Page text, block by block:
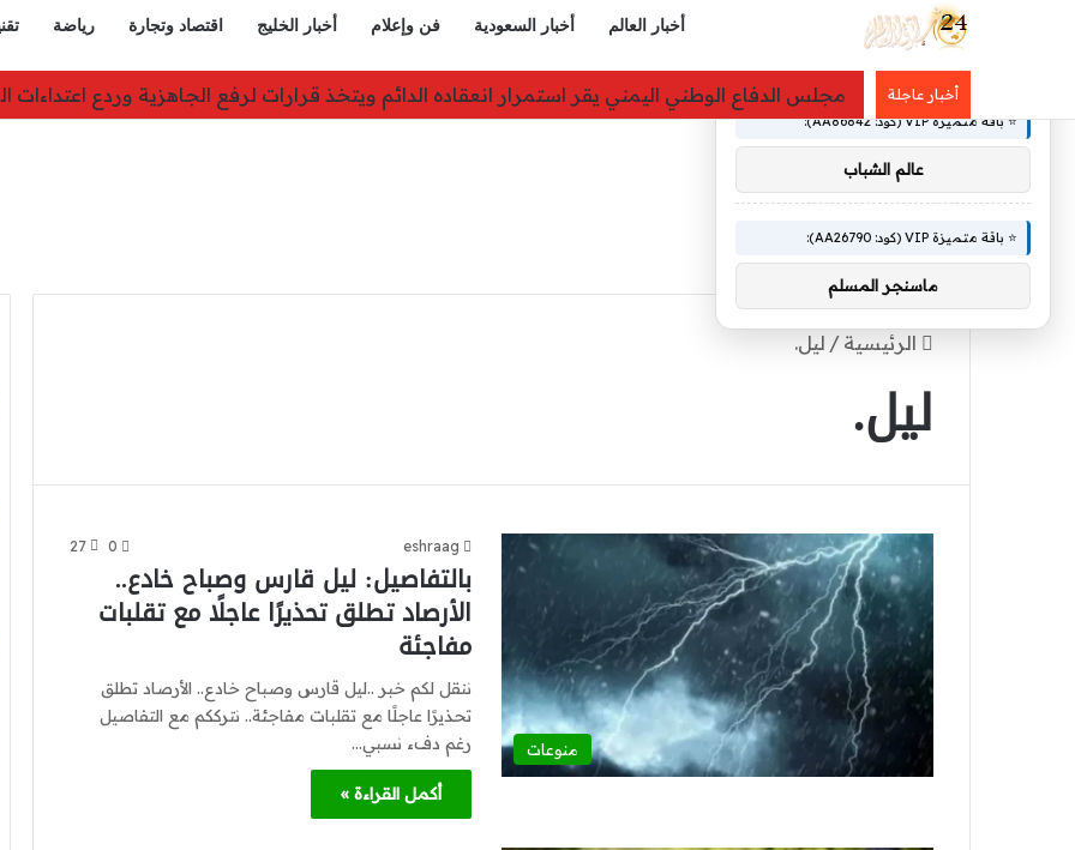
أخبار العالم أخبار السعودية فن وإعلام أخبار الخليج اقتصاد وتجارة رياضة
أخبار عاجلة بعد أشهر من خنق «حسابات التجميع».. إكس تهدم «مشاركة الأرباح» وتبني نظام دخل المبدعين
الرئيسية / ليل.
ليل.
منوعات
eshraag
0
27
بالتفاصيل: ليل قارس وصباح خادع..
الأرصاد تطلق تحذيرًا عاجلًا مع تقلبات
مفاجئة
ننقل لكم خبر ..ليل قارس وصباح خادع.. الأرصاد تطلق
تحذيرًا عاجلًا مع تقلبات مفاجئة.. نترككم مع التفاصيل
رغم دفء نسبي…
أكمل القراءة »
⭐ باقة متميزة VIP (كود: AA86842):
عالم الشباب
⭐ باقة متميزة VIP (كود: AA26790):
ماسنجر المسلم